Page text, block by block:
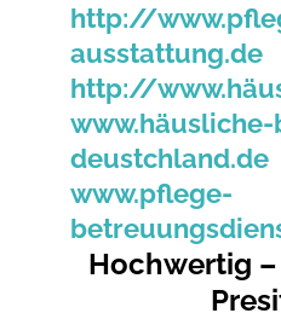
http://
ausstattung.de
http://
deustchland.de
www.pflege-
Hochwertig